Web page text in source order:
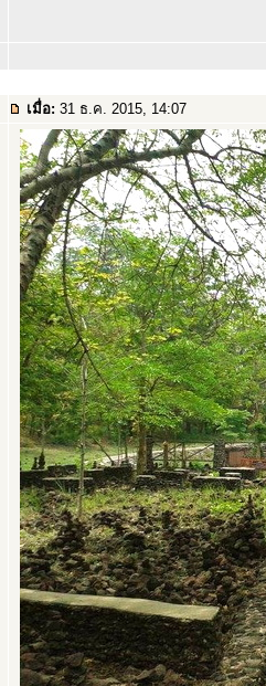
เมื่อ: 31 ธ.ค. 2015, 14:07